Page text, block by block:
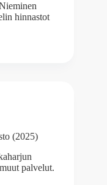
hinnastot
(2025)
palvelut.